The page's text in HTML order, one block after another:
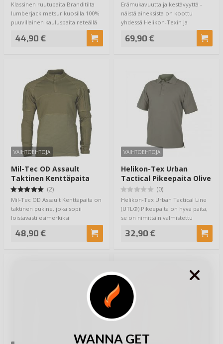
Klassinen ruutupaita Branditilta
lumberjack metsurikuosilla.100%
puuvillainen kauluspaita reteällä
44,90 €
Erämukavuutta ja kestävyyttä -
näistä aineksista on koottu
yhdessä Helikon-Texin ja
69,90 €
VAIHTOEHTOJA
Mil-Tec OD Assault
Taktinen Kenttäpaita
(2)
Mil-Tec OD Assault Kenttäpaita on
taktinen pukine, joka sopii
loistavasti esimerkiksi
48,90 €
VAIHTOEHTOJA
Helikon-Tex Urban
Tactical Pikeepaita Olive
(0)
Helikon-Tex Urban Tactical Line
(UTL®) Pikeepaita on hyvä paita,
se on nimittäin valmistettu
32,90 €
WANNA GET